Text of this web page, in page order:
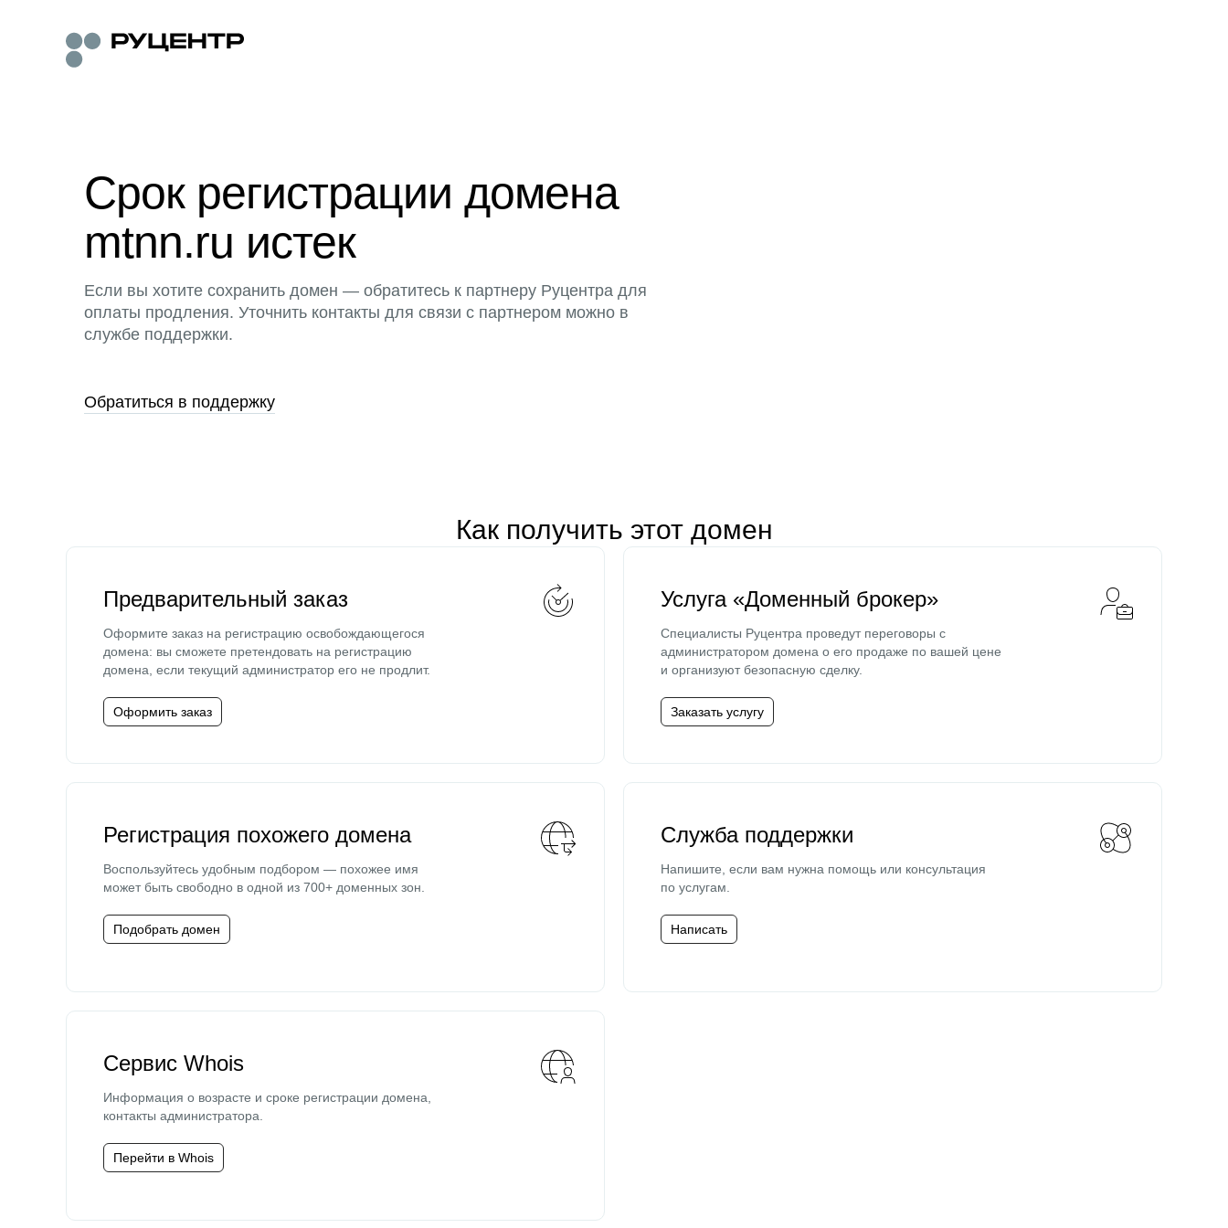
Срок регистрации домена
mtnn.ru истек
Если вы хотите сохранить домен — обратитесь к партнеру Руцентра для
оплаты продления. Уточнить контакты для связи с партнером можно в
службе поддержки.
Обратиться в поддержку
Как получить этот домен
Предварительный заказ
Оформите заказ на регистрацию освобождающегося
домена: вы сможете претендовать на регистрацию
домена, если текущий администратор его не продлит.
Оформить заказ
Услуга «Доменный брокер»
Специалисты Руцентра проведут переговоры с
администратором домена о его продаже по вашей цене
и организуют безопасную сделку.
Заказать услугу
Регистрация похожего домена
Воспользуйтесь удобным подбором — похожее имя
может быть свободно в одной из 700+ доменных зон.
Подобрать домен
Служба поддержки
Напишите, если вам нужна помощь или консультация
по услугам.
Написать
Сервис Whois
Информация о возрасте и сроке регистрации домена,
контакты администратора.
Перейти в Whois